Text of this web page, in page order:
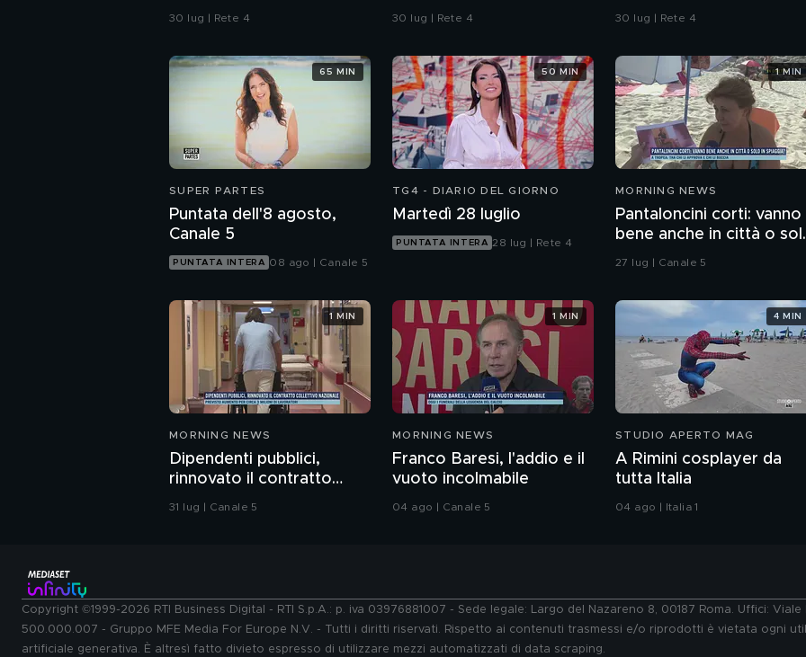
Carabinieri
30 lug | Rete 4
Giuseppe Conte
30 lug | Rete 4
ecco cosa abbiamo
30 lug | Rete 4
SUPER PARTES
Puntata dell'8 agosto,
Canale 5
PUNTATA INTERA 08 ago | Canale 5
65 MIN
TG4 - DIARIO DEL GIORNO
Martedì 28 luglio
PUNTATA INTERA 28 lug | Rete 4
50 MIN
MORNING NEWS
Pantaloncini corti: vanno
bene anche in città o
in spiaggia?
27 lug | Canale 5
1 MIN
MORNING NEWS
Dipendenti pubblici,
rinnovato il contratto
collettivo nazionale
31 lug | Canale 5
1 MIN
MORNING NEWS
Franco Baresi, l'addio e il
vuoto incolmabile
04 ago | Canale 5
1 MIN
STUDIO APERTO MAG
A Rimini cosplayer da
tutta Italia
04 ago | Italia 1
4 MIN
Copyright ©1999-2026 RTI Business Digital - RTI S.p.A.: p. iva 03976881007 - Sede legale: Largo del Nazareno 8, 00187 Roma. Uffici:
500.000.007 - Gruppo MFE Media For Europe N.V. - Tutti i diritti riservati. Rispetto ai contenuti trasmessi e/o riprodotti è vietata ogni
artificiale generativa. È altresì fatto divieto espresso di utilizzare mezzi automatizzati di data scraping.